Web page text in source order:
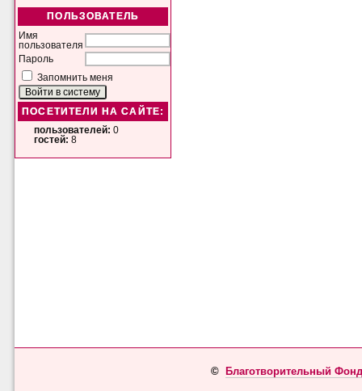
ПОЛЬЗОВАТЕЛЬ
Имя
пользователя
Пароль
Запомнить меня
ПОСЕТИТЕЛИ НА САЙТЕ:
пользователей: 0
гостей: 8
© Благотворительный